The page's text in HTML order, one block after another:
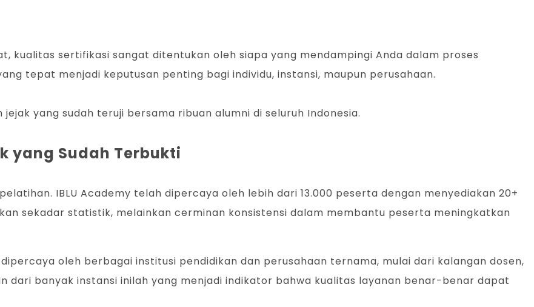
kualitas sertifikasi sangat ditentukan oleh siapa yang mendampingi Anda dalam proses
tepat menjadi keputusan penting bagi individu, instansi, maupun perusahaan.
yang sudah teruji bersama ribuan alumni di seluruh Indonesia.
yang Sudah Terbukti
IBLU Academy telah dipercaya oleh lebih dari 13.000 peserta dengan menyediakan 20+
sekadar statistik, melainkan cerminan konsistensi dalam membantu peserta meningkatkan
dipercaya oleh berbagai institusi pendidikan dan perusahaan ternama, mulai dari kalangan dosen,
dari banyak instansi inilah yang menjadi indikator bahwa kualitas layanan benar-benar dapat